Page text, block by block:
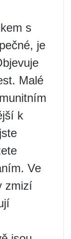
s
je
Malé
k
Ve
zmizí